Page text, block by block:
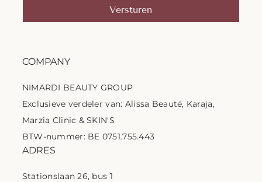
Versturen
COMPANY
NIMARDI BEAUTY GROUP
Exclusieve verdeler van: Alissa Beauté, Karaja,
Marzia Clinic & SKIN'S
BTW-nummer: BE 0751.755.443
ADRES
Stationslaan 26, bus 1